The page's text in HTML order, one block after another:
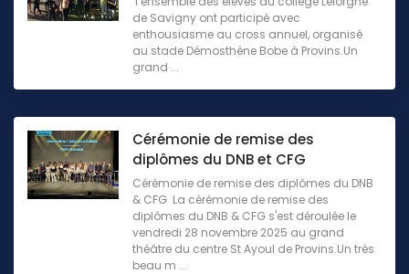
de Savigny ont participé avec
enthousiasme au cross annuel, organisé
au stade Démosthène Bobe à Provins.Un
grand ...
Cérémonie de remise des
diplômes du DNB et CFG
Cérémonie de remise des diplômes du DNB
& CFG La cérémonie de remise des
diplômes du DNB & CFG s'est déroulée le
vendredi 28 novembre 2025 au grand
théâtre du centre St Ayoul de Provins.Un très
beau m ...